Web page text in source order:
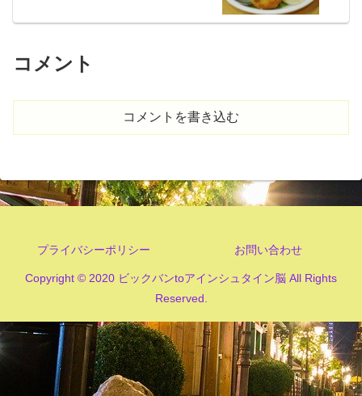
コメント
コメントを書き込む
プライバシーポリシー お問い合わせ
Copyright © 2020 ビックバンtoアインシュタイン脳 All Rights
Reserved.